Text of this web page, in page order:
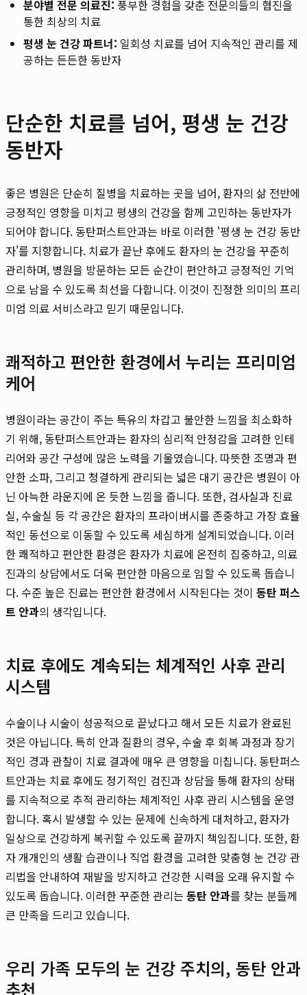
분야별 전문 의료진: 풍부한 경험을 갖춘 전문의들의 협진을
통한 최상의 치료
평생 눈 건강 파트너: 일회성 치료를 넘어 지속적인 관리를 제
공하는 든든한 동반자
단순한 치료를 넘어, 평생 눈 건강
동반자
좋은 병원은 단순히 질병을 치료하는 곳을 넘어, 환자의 삶 전반에
긍정적인 영향을 미치고 평생의 건강을 함께 고민하는 동반자가
되어야 합니다. 동탄퍼스트안과는 바로 이러한 '평생 눈 건강 동반
자'를 지향합니다. 치료가 끝난 후에도 환자의 눈 건강을 꾸준히
관리하며, 병원을 방문하는 모든 순간이 편안하고 긍정적인 기억
으로 남을 수 있도록 최선을 다합니다. 이것이 진정한 의미의 프리
미엄 의료 서비스라고 믿기 때문입니다.
쾌적하고 편안한 환경에서 누리는 프리미엄
케어
병원이라는 공간이 주는 특유의 차갑고 불안한 느낌을 최소화하
기 위해, 동탄퍼스트안과는 환자의 심리적 안정감을 고려한 인테
리어와 공간 구성에 많은 노력을 기울였습니다. 따뜻한 조명과 편
안한 소파, 그리고 청결하게 관리되는 넓은 대기 공간은 병원이 아
닌 아늑한 라운지에 온 듯한 느낌을 줍니다. 또한, 검사실과 진료
실, 수술실 등 각 공간은 환자의 프라이버시를 존중하고 가장 효율
적인 동선으로 이동할 수 있도록 세심하게 설계되었습니다. 이러
한 쾌적하고 편안한 환경은 환자가 치료에 온전히 집중하고, 의료
진과의 상담에서도 더욱 편안한 마음으로 임할 수 있도록 돕습니
다. 수준 높은 진료는 편안한 환경에서 시작된다는 것이 동탄 퍼스
트 안과의 생각입니다.
치료 후에도 계속되는 체계적인 사후 관리
시스템
수술이나 시술이 성공적으로 끝났다고 해서 모든 치료가 완료된
것은 아닙니다. 특히 안과 질환의 경우, 수술 후 회복 과정과 장기
적인 경과 관찰이 치료 결과에 매우 큰 영향을 미칩니다. 동탄퍼스
트안과는 치료 후에도 정기적인 검진과 상담을 통해 환자의 상태
를 지속적으로 추적 관리하는 체계적인 사후 관리 시스템을 운영
합니다. 혹시 발생할 수 있는 문제에 신속하게 대처하고, 환자가
일상으로 건강하게 복귀할 수 있도록 끝까지 책임집니다. 또한, 환
자 개개인의 생활 습관이나 직업 환경을 고려한 맞춤형 눈 건강 관
리법을 안내하여 재발을 방지하고 건강한 시력을 오래 유지할 수
있도록 돕습니다. 이러한 꾸준한 관리는 동탄 안과를 찾는 분들께
큰 만족을 드리고 있습니다.
우리 가족 모두의 눈 건강 주치의, 동탄 안과
추천